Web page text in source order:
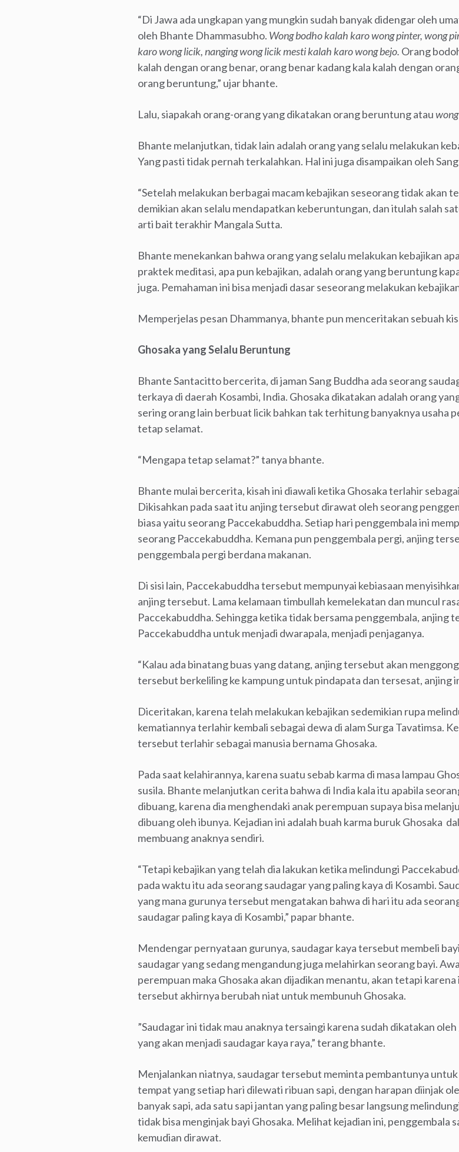
“Di Jawa ada ungkapan yang mungkin sudah banyak didengar oleh
oleh Bhante Dhammasubho. Wong bodho kalah karo wong pinter, wong
karo wong licik, nanging wong licik mesti kalah karo wong bejo. Orang
kalah dengan orang benar, orang benar kadang kala kalah dengan
orang beruntung,” ujar bhante.
Lalu, siapakah orang-orang yang dikatakan orang beruntung atau
Bhante melanjutkan, tidak lain adalah orang yang selalu melakukan
Yang pasti tidak pernah terkalahkan. Hal ini juga disampaikan oleh
“Setelah melakukan berbagai macam kebajikan seseorang tidak akan
demikian akan selalu mendapatkan keberuntungan, dan itulah salah
arti bait terakhir Mangala Sutta.
Bhante menekankan bahwa orang yang selalu melakukan kebajikan
praktek meditasi, apa pun kebajikan, adalah orang yang beruntung
juga. Pemahaman ini bisa menjadi dasar seseorang melakukan
Memperjelas pesan Dhammanya, bhante pun menceritakan sebuah
Ghosaka yang Selalu Beruntung
Bhante Santacitto bercerita, di jaman Sang Buddha ada seorang
terkaya di daerah Kosambi, India. Ghosaka dikatakan adalah orang
sering orang lain berbuat licik bahkan tak terhitung banyaknya usaha
tetap selamat.
“Mengapa tetap selamat?” tanya bhante.
Bhante mulai bercerita, kisah ini diawali ketika Ghosaka terlahir
Dikisahkan pada saat itu anjing tersebut dirawat oleh seorang
biasa yaitu seorang Paccekabuddha. Setiap hari penggembala ini
seorang Paccekabuddha. Kemana pun penggembala pergi, anjing
penggembala pergi berdana makanan.
Di sisi lain, Paccekabuddha tersebut mempunyai kebiasaan
anjing tersebut. Lama kelamaan timbullah kemelekatan dan muncul
Paccekabuddha. Sehingga ketika tidak bersama penggembala, anjing
Paccekabuddha untuk menjadi dwarapala, menjadi penjaganya.
“Kalau ada binatang buas yang datang, anjing tersebut akan
tersebut berkeliling ke kampung untuk pindapata dan tersesat, anjing
Diceritakan, karena telah melakukan kebajikan sedemikian rupa
kematiannya terlahir kembali sebagai dewa di alam Surga Tavatimsa.
tersebut terlahir sebagai manusia bernama Ghosaka.
Pada saat kelahirannya, karena suatu sebab karma di masa lampau
susila. Bhante melanjutkan cerita bahwa di India kala itu apabila
dibuang, karena dia menghendaki anak perempuan supaya bisa
dibuang oleh ibunya. Kejadian ini adalah buah karma buruk Ghosaka
membuang anaknya sendiri.
“Tetapi kebajikan yang telah dia lakukan ketika melindungi
pada waktu itu ada seorang saudagar yang paling kaya di Kosambi.
yang mana gurunya tersebut mengatakan bahwa di hari itu ada
saudagar paling kaya di Kosambi,” papar bhante.
Mendengar pernyataan gurunya, saudagar kaya tersebut membeli
saudagar yang sedang mengandung juga melahirkan seorang bayi.
perempuan maka Ghosaka akan dijadikan menantu, akan tetapi
tersebut akhirnya berubah niat untuk membunuh Ghosaka.
”Saudagar ini tidak mau anaknya tersaingi karena sudah dikatakan
yang akan menjadi saudagar kaya raya,” terang bhante.
Menjalankan niatnya, saudagar tersebut meminta pembantunya
tempat yang setiap hari dilewati ribuan sapi, dengan harapan diinjak
banyak sapi, ada satu sapi jantan yang paling besar langsung
tidak bisa menginjak bayi Ghosaka. Melihat kejadian ini, penggembala
kemudian dirawat.